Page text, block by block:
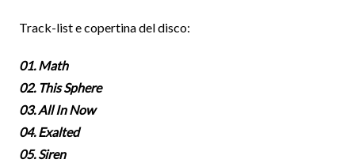
Track-list e copertina del disco:
01. Math
02. This Sphere
03. All In Now
04. Exalted
05. Siren